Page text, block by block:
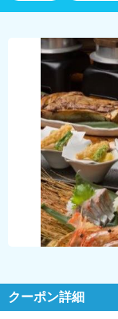
クーポン詳細